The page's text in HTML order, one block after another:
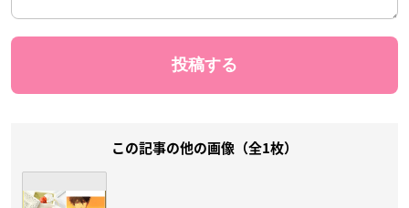
この記事の他の画像（全1枚）